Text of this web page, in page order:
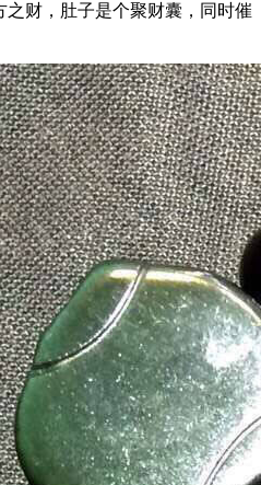
财，肚子是个聚财囊，同时催